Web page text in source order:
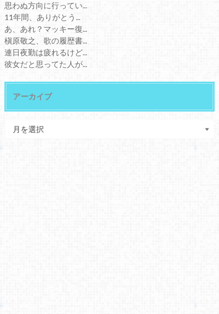
思わぬ方向に行ってい...
11年間、ありがとう...
あ、あれ？マッキー復...
槇原敬之、歌の履歴書...
連日夜勤は疲れるけど...
彼女だと思ってた人が...
アーカイブ